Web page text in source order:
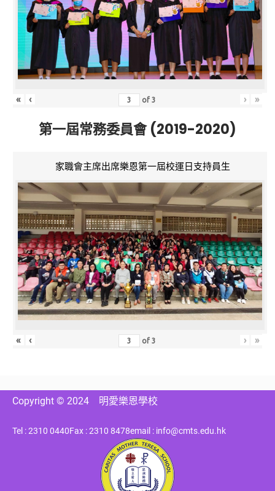
« ‹ of3 › »
第一屆常務委員會 (2019-2020)
家職會主席出席樂恩第一屆校運日支持員生
« ‹ of3 › »
Copyright © 2024 明愛樂恩學校
Tel : 2310 0440Fax : 2310 8478email : info@cmts.edu.hk